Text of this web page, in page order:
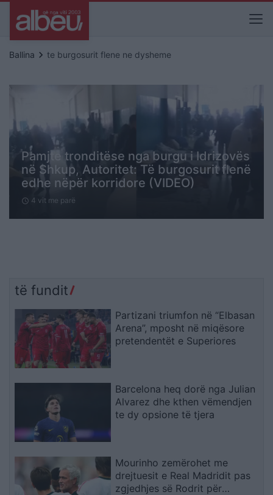
Ballina keyboard_arrow_right te burgosurit flene ne dysheme
Pamjte tronditëse nga burgu i Idrizovës
në Shkup, Autoritet: Të burgosurit flenë
edhe nëpër korridore (VIDEO)
schedule 4 vit me parë
të fundit
Partizani triumfon në “Elbasan
Arena”, mposht në miqësore
pretendentët e Superiores
Barcelona heq dorë nga Julian
Alvarez dhe kthen vëmendjen
te dy opsione të tjera
Mourinho zemërohet me
drejtuesit e Real Madridit pas
zgjedhjes së Rodrit për